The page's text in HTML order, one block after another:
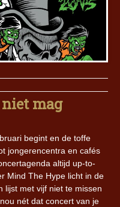
mag
begint en de toffe
jongerencentra en cafés
altijd up-to-
Mind The Hype licht in de
lijst met vijf niet te missen
nét dat concert van je